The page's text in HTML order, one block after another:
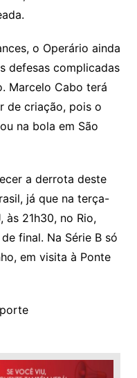
o Operário ainda
defesas complicadas
Marcelo Cabo terá
de criação, pois o
na bola em São
a derrota deste
já que na terça-
às 21h30, no Rio,
final. Na Série B só
em visita à Ponte